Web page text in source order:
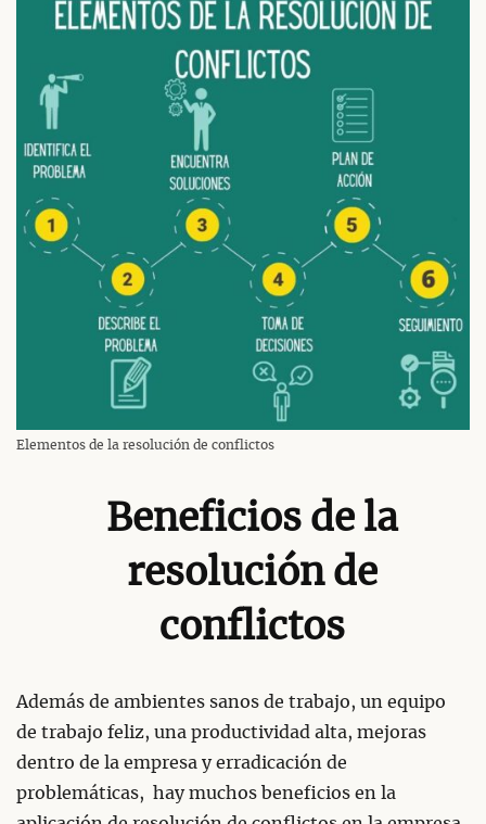
Elementos de la resolución de conflictos
Beneficios de la
resolución de
conflictos
Además de ambientes sanos de trabajo, un equipo
de trabajo feliz, una productividad alta, mejoras
dentro de la empresa y erradicación de
problemáticas, hay muchos beneficios en la